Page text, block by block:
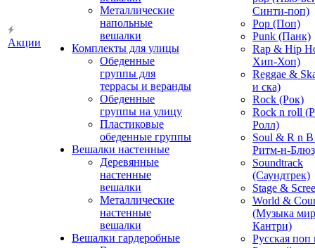
Акции
Металлические
напольные
вешалки
Комплекты для улицы
Обеденные
группы для
террасы и веранды
Обеденные
группы на улицу
Пластиковые
обеденные группы
Вешалки настенные
Деревянные
настенные
вешалки
Металлические
настенные
вешалки
Вешалки гардеробные
Синти-поп)
Pop (Поп)
Punk (Панк)
Rap & Hip
Хип-Хоп)
Reggae &
и ска)
Rock (Рок)
Rock n roll
Ролл)
Soul & R n
Ритм-н-
Soundtrack
(Саундтрек)
Stage &
World &
(Музыка
Кантри)
Русская поп